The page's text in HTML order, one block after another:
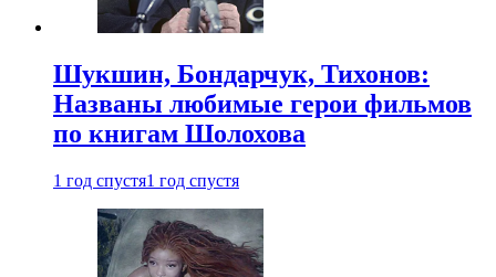
Шукшин, Бондарчук, Тихонов:
Названы любимые герои фильмов
по книгам Шолохова
1 год спустя1 год спустя